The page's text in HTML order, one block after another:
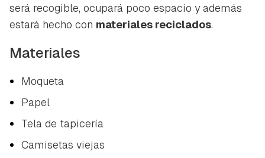
será recogible, ocupará poco espacio y además
estará hecho con materiales reciclados.
Materiales
Moqueta
Papel
Tela de tapicería
Camisetas viejas